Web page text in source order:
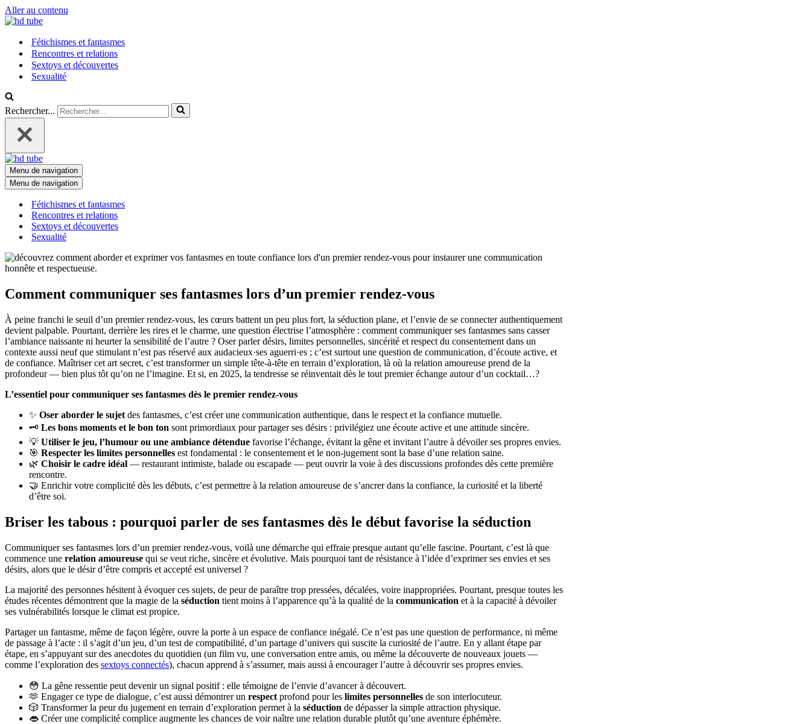
Aller au contenu
Fétichismes et fantasmes
Rencontres et relations
Sextoys et découvertes
Sexualité
Rechercher...
Menu de navigation
Menu de navigation
Fétichismes et fantasmes
Rencontres et relations
Sextoys et découvertes
Sexualité
Comment communiquer ses fantasmes lors d’un premier rendez-vous
À peine franchi le seuil d’un premier rendez-vous, les cœurs battent un peu plus fort, la séduction plane, et l’envie de se connecter authentiquement
devient palpable. Pourtant, derrière les rires et le charme, une question électrise l’atmosphère : comment communiquer ses fantasmes sans casser
l’ambiance naissante ni heurter la sensibilité de l’autre ? Oser parler désirs, limites personnelles, sincérité et respect du consentement dans un
contexte aussi neuf que stimulant n’est pas réservé aux audacieux·ses aguerri·es ; c’est surtout une question de communication, d’écoute active, et
de confiance. Maîtriser cet art secret, c’est transformer un simple tête-à-tête en terrain d’exploration, là où la relation amoureuse prend de la
profondeur — bien plus tôt qu’on ne l’imagine. Et si, en 2025, la tendresse se réinventait dès le tout premier échange autour d’un cocktail…?
L’essentiel pour communiquer ses fantasmes dès le premier rendez-vous
✨ Oser aborder le sujet des fantasmes, c’est créer une communication authentique, dans le respect et la confiance mutuelle.
🗝️ Les bons moments et le bon ton sont primordiaux pour partager ses désirs : privilégiez une écoute active et une attitude sincère.
💡 Utiliser le jeu, l’humour ou une ambiance détendue favorise l’échange, évitant la gêne et invitant l’autre à dévoiler ses propres envies.
🎯 Respecter les limites personnelles est fondamental : le consentement et le non-jugement sont la base d’une relation saine.
🌿 Choisir le cadre idéal — restaurant intimiste, balade ou escapade — peut ouvrir la voie à des discussions profondes dès cette première
rencontre.
🤝 Enrichir votre complicité dès les débuts, c’est permettre à la relation amoureuse de s’ancrer dans la confiance, la curiosité et la liberté
d’être soi.
Briser les tabous : pourquoi parler de ses fantasmes dès le début favorise la séduction
Communiquer ses fantasmes lors d’un premier rendez-vous, voilà une démarche qui effraie presque autant qu’elle fascine. Pourtant, c’est là que
commence une relation amoureuse qui se veut riche, sincère et évolutive. Mais pourquoi tant de résistance à l’idée d’exprimer ses envies et ses
désirs, alors que le désir d’être compris et accepté est universel ?
La majorité des personnes hésitent à évoquer ces sujets, de peur de paraître trop pressées, décalées, voire inappropriées. Pourtant, presque toutes les
études récentes démontrent que la magie de la séduction tient moins à l’apparence qu’à la qualité de la communication et à la capacité à dévoiler
ses vulnérabilités lorsque le climat est propice.
Partager un fantasme, même de façon légère, ouvre la porte à un espace de confiance inégalé. Ce n’est pas une question de performance, ni même
de passage à l’acte : il s’agit d’un jeu, d’un test de compatibilité, d’un partage d’univers qui suscite la curiosité de l’autre. En y allant étape par
étape, en s’appuyant sur des anecdotes du quotidien (un film vu, une conversation entre amis, ou même la découverte de nouveaux jouets —
comme l’exploration des sextoys connectés), chacun apprend à s’assumer, mais aussi à encourager l’autre à découvrir ses propres envies.
😳 La gêne ressentie peut devenir un signal positif : elle témoigne de l’envie d’avancer à découvert.
🫶 Engager ce type de dialogue, c’est aussi démontrer un respect profond pour les limites personnelles de son interlocuteur.
🎲 Transformer la peur du jugement en terrain d’exploration permet à la séduction de dépasser la simple attraction physique.
👄 Créer une complicité complice augmente les chances de voir naître une relation durable plutôt qu’une aventure éphémère.